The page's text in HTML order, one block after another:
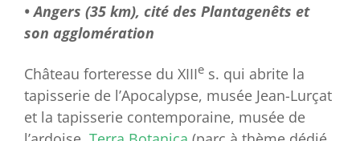
• Angers (35 km), cité des Plantagenêts et
son agglomération
Château forteresse du XIIIe s. qui abrite la
tapisserie de l’Apocalypse, musée Jean-Lurçat
et la tapisserie contemporaine, musée de